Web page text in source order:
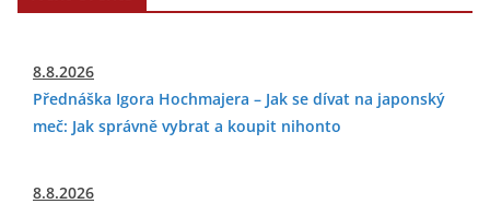
8.8.2026
Přednáška Igora Hochmajera – Jak se dívat na japonský
meč: Jak správně vybrat a koupit nihonto
8.8.2026